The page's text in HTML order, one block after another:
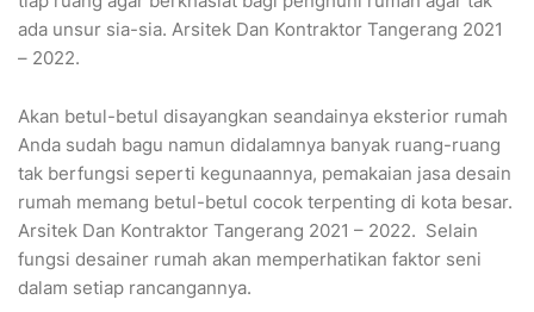
ada unsur sia-sia. Arsitek Dan Kontraktor Tangerang 2021
– 2022.
Akan betul-betul disayangkan seandainya eksterior rumah
Anda sudah bagu namun didalamnya banyak ruang-ruang
tak berfungsi seperti kegunaannya, pemakaian jasa desain
rumah memang betul-betul cocok terpenting di kota besar.
Arsitek Dan Kontraktor Tangerang 2021 – 2022. Selain
fungsi desainer rumah akan memperhatikan faktor seni
dalam setiap rancangannya.